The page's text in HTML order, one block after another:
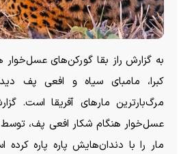
به گزارش راز بقا گورکن‌های عسل‌خوار
کبرا، مامبای سیاه و افعی پف
مرگ‌بارترین مار‌های آفریقا است.
عسل‌خوار هنگام شکار افعی پف، توسط
مار را با دندان‌هایش پاره پاره